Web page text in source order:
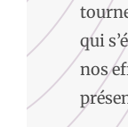
qui
nos